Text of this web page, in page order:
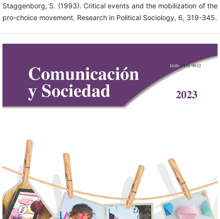
Staggenborg, S. (1993). Critical events and the mobilization of the
pro-choice movement. Research in Political Sociology, 6, 319-345.